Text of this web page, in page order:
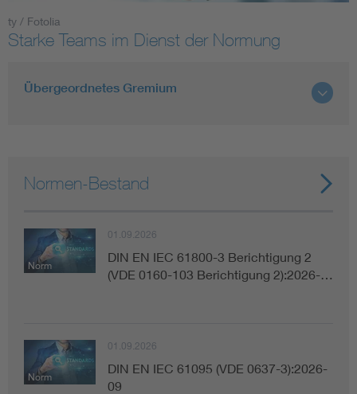
Smart Cities
Cybersecurity in der Industrieautomatisierung
DIN VDE 0100 für sichere Elektroinstallationen
Elektrofachkraft (EFK)
ty / Fotolia
Starke Teams im Dienst der Normung
Übergeordnetes Gremium
Normen-Bestand
Norm
01.09.2026
DIN EN IEC 61800-3 Berichtigung 2
(VDE 0160-103 Berichtigung 2):2026-…
Norm
01.09.2026
DIN EN IEC 61095 (VDE 0637-3):2026-
09